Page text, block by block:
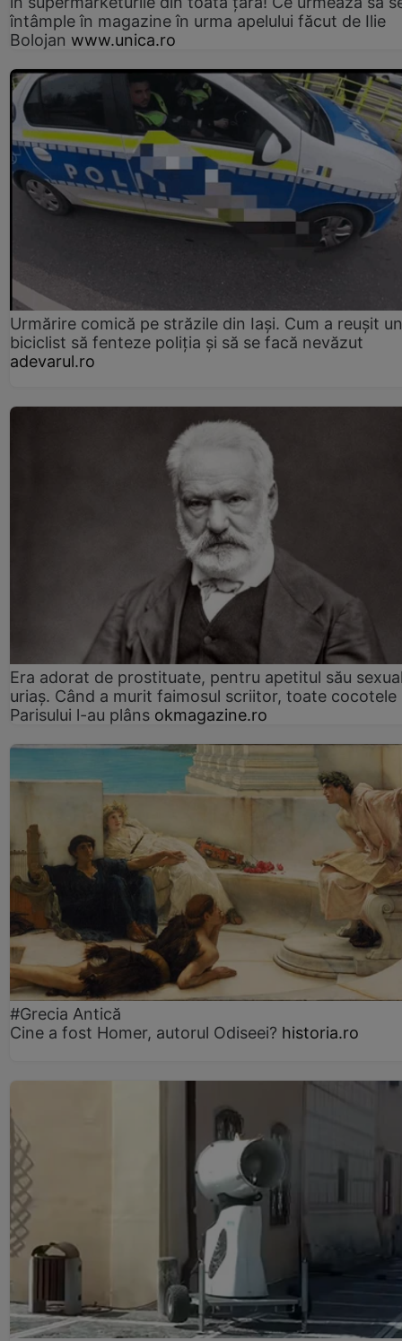
întâmple în magazine în urma apelului făcut de Ilie
Bolojan www.unica.ro
Urmărire comică pe străzile din Iași. Cum a reușit un
biciclist să fenteze poliția și să se facă nevăzut
adevarul.ro
Era adorat de prostituate, pentru apetitul său
uriaș. Când a murit faimosul scriitor, toate cocotele
Parisului l-au plâns okmagazine.ro
#Grecia Antică
Cine a fost Homer, autorul Odiseei? historia.ro